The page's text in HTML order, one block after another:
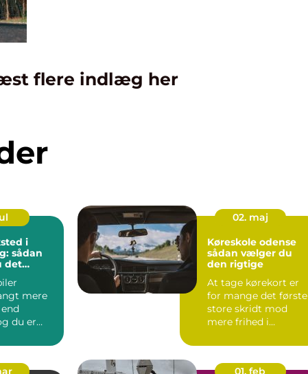
flere indlæg her
i
sådan
det
mere
du er
02. maj
Køreskole odense
sådan vælger du
den rigtige
At tage kørekort er
for mange det første
store skridt mod
mere frihed i
markedet for ...
01. feb